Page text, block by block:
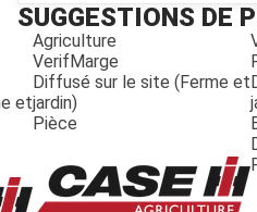
SUGGESTIONS DE
et
Agriculture
VerifMarge
Diffusé sur le site (Ferme et
jardin)
Pièce